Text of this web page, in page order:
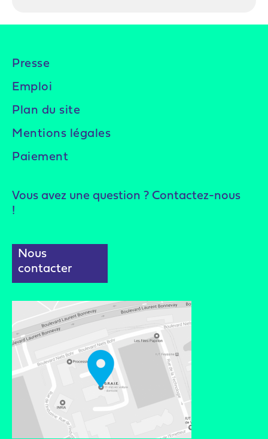
Presse
Emploi
Plan du site
Mentions légales
Paiement
Vous avez une question ? Contactez-nous
!
Nous
contacter